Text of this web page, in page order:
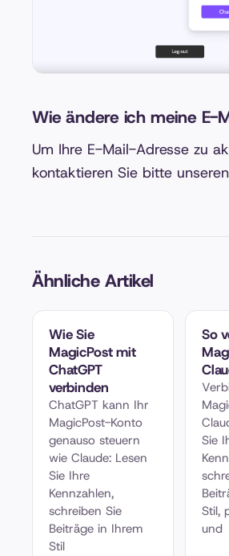
Wie ändere ich meine E-
Um Ihre E-Mail-Adresse zu
kontaktieren Sie bitte
Ähnliche Artikel
Wie Sie
MagicPost mit
ChatGPT
verbinden
ChatGPT kann Ihr
MagicPost-Konto
genauso steuern
wie Claude: Lesen
Sie Ihre
Kennzahlen,
schreiben Sie
Beiträge in Ihrem
Stil
So
Sie
Stil,
und